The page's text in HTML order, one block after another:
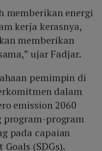
memberikan energi
kerja kerasnya,
memberikan
ujar Fadjar.
pemimpin di
dalam
emission 2060
program-program
pada capaian
(SDGs).